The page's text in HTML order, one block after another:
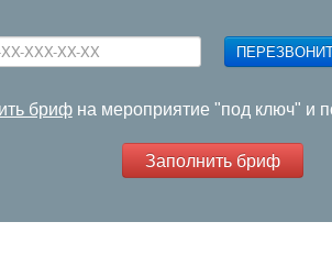
брифна мероприятие "под ключ" и
Заполнить бриф